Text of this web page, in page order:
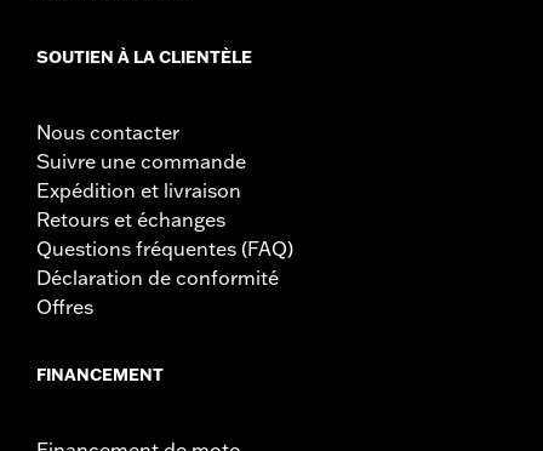
SOUTIEN À LA CLIENTÈLE
Nous contacter
Suivre une commande
Expédition et livraison
Retours et échanges
Questions fréquentes (FAQ)
Déclaration de conformité
Offres
FINANCEMENT